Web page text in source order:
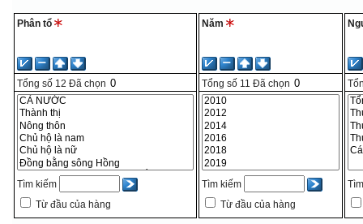
Phân tổ
Tổng số 12 Đã chọn
Tìm kiếm
Từ đầu của hàng
Năm
Tổng số 11 Đã chọn
Tìm kiếm
Từ đầu của hàng